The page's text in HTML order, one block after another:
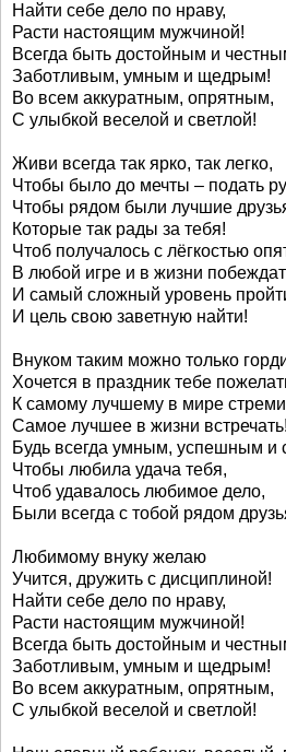
Найти себе дело по нраву,
Расти настоящим мужчиной!
Всегда быть достойным и
Заботливым, умным и щедрым!
Во всем аккуратным, опрятным,
С улыбкой веселой и светлой!
Живи всегда так ярко, так легко,
Чтобы было до мечты – подать
Чтобы рядом были лучшие
Которые так рады за тебя!
Чтоб получалось с лёгкостью
В любой игре и в жизни
И самый сложный уровень
И цель свою заветную найти!
Внуком таким можно только
Хочется в праздник тебе
К самому лучшему в мире
Самое лучшее в жизни встречать!
Будь всегда умным, успешным и
Чтобы любила удача тебя,
Чтоб удавалось любимое дело,
Были всегда с тобой рядом
Любимому внуку желаю
Учится, дружить с дисциплиной!
Найти себе дело по нраву,
Расти настоящим мужчиной!
Всегда быть достойным и
Заботливым, умным и щедрым!
Во всем аккуратным, опрятным,
С улыбкой веселой и светлой!